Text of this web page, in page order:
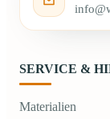
SERVICE &
Materialien